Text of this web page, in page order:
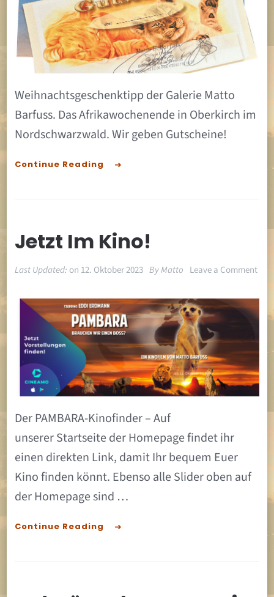
Weihnachtsgeschenktipp der Galerie Matto
Barfuss. Das Afrikawochenende in Oberkirch im
Nordschwarzwald. Wir geben Gutscheine!
Continue Reading
Jetzt Im Kino!
Last Updated:on 12. Oktober 2023 ByMatto Leave a Commenton
im
Der PAMBARA-Kinofinder – Auf
unserer Startseite der Homepage findet ihr
einen direkten Link, damit Ihr bequem Euer
Kino finden könnt. Ebenso alle Slider oben auf
der Homepage sind …
Continue Reading